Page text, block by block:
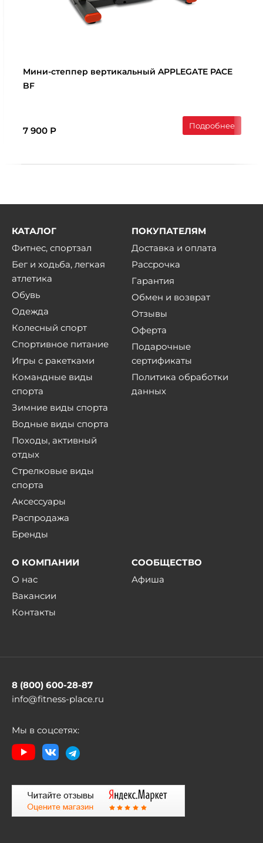
Мини-степпер вертикальный APPLEGATE PACE
BF
7 900 Р Подробнее
КАТАЛОГ
Фитнес, спортзал
Бег и ходьба, легкая
атлетика
Обувь
Одежда
Колесный спорт
Спортивное питание
Игры с ракетками
Командные виды
спорта
Зимние виды спорта
Водные виды спорта
Походы, активный
отдых
Стрелковые виды
спорта
Аксессуары
Распродажа
Бренды
ПОКУПАТЕЛЯМ
Доставка и оплата
Рассрочка
Гарантия
Обмен и возврат
Отзывы
Оферта
Подарочные
сертификаты
Политика обработки
данных
О КОМПАНИИ
О нас
Вакансии
Контакты
СООБЩЕСТВО
Афиша
8 (800) 600-28-87
info@fitness-place.ru
Мы в соцсетях: